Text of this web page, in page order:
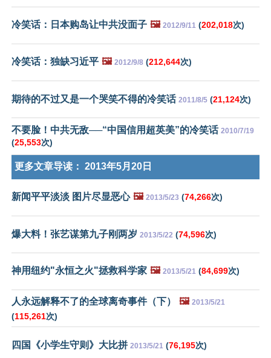
冷笑话：日本购岛让中共没面子 🖼️ 2012/9/11 (202,018次)
冷笑话：独缺习近平 🖼️ 2012/9/8 (212,644次)
期待的不过又是一个哭笑不得的冷笑话 2011/8/5 (21,124次)
不要脸！中共无敌──“中国信用超英美”的冷笑话 2010/7/19
(25,553次)
更多文章导读： 2013年5月20日
新闻平平淡淡 图片尽显恶心 🖼️ 2013/5/23 (74,266次)
爆大料！张艺谋第九子刚两岁 2013/5/22 (74,596次)
神用纽约"永恒之火"拯救科学家 🖼️ 2013/5/21 (84,699次)
人永远解释不了的全球离奇事件（下） 🖼️ 2013/5/21
(115,261次)
四国《小学生守则》大比拼 2013/5/21 (76,195次)